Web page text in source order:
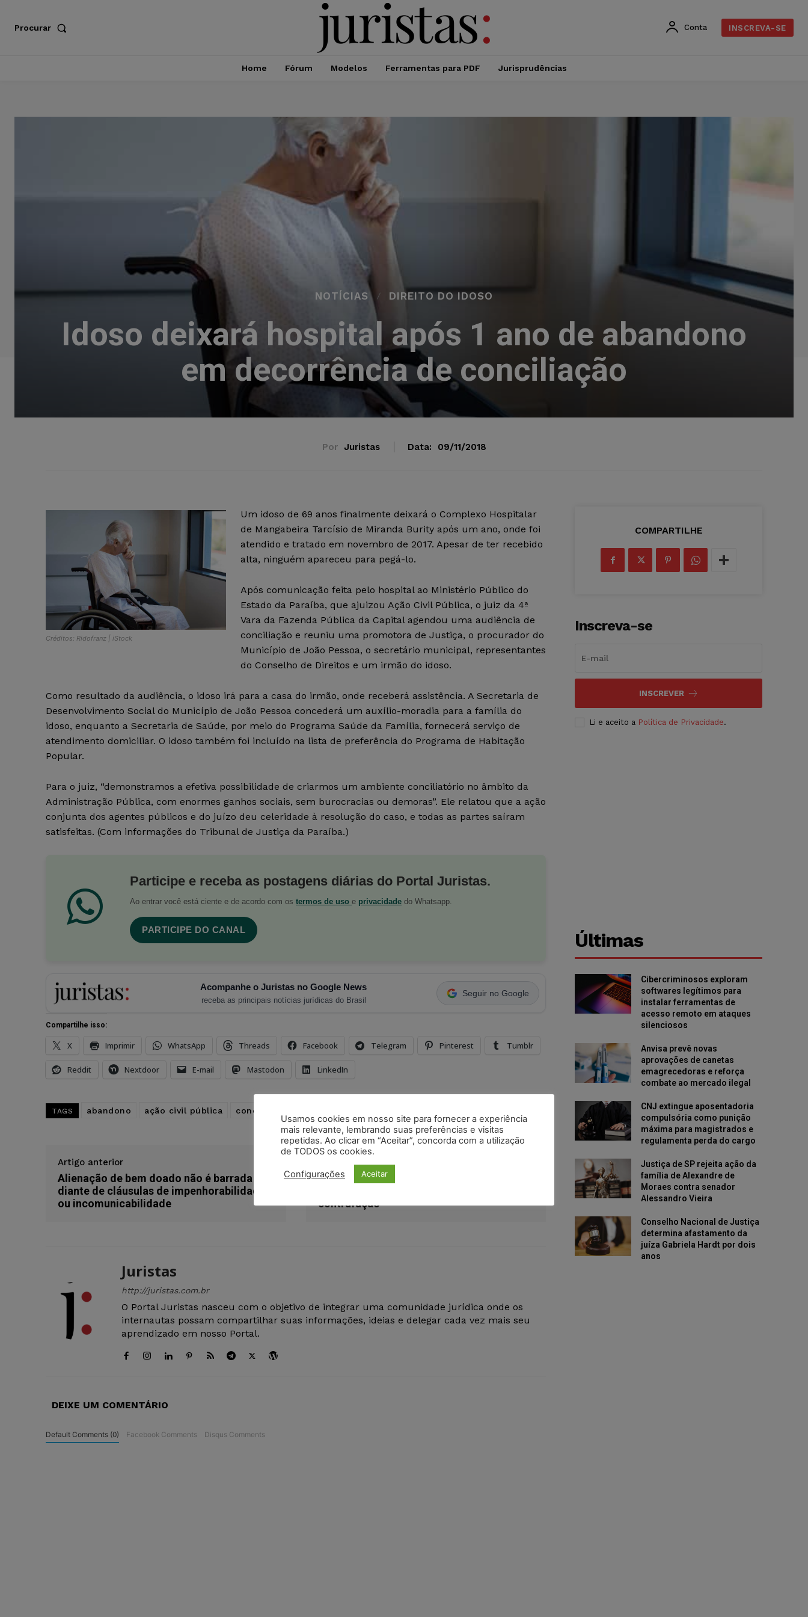
Procurar Conta INSCREVA-SE
Home Fórum Modelos Ferramentas para PDF Jurisprudências
NOTÍCIAS DIREITO DO IDOSO
Idoso deixará hospital após 1 ano de abandono
em decorrência de conciliação
Por Juristas Data: 09/11/2018
Créditos: Ridofranz | iStock
Um idoso de 69 anos finalmente deixará o Complexo Hospitalar
de Mangabeira Tarcísio de Miranda Burity após um ano, onde foi
atendido e tratado em novembro de 2017. Apesar de ter recebido
alta, ninguém apareceu para pegá-lo.
Após comunicação feita pelo hospital ao Ministério Público do
Estado da Paraíba, que ajuizou Ação Civil Pública, o juiz da 4ª
Vara da Fazenda Pública da Capital agendou uma audiência de
conciliação e reuniu uma promotora de Justiça, o procurador do
Município de João Pessoa, o secretário municipal, representantes
do Conselho de Direitos e um irmão do idoso.
Como resultado da audiência, o idoso irá para a casa do irmão, onde receberá assistência. A Secretaria de
Desenvolvimento Social do Município de João Pessoa concederá um auxílio-moradia para a família do
idoso, enquanto a Secretaria de Saúde, por meio do Programa Saúde da Família, fornecerá serviço de
atendimento domiciliar. O idoso também foi incluído na lista de preferência do Programa de Habitação
Popular.
Para o juiz, “demonstramos a efetiva possibilidade de criarmos um ambiente conciliatório no âmbito da
Administração Pública, com enormes ganhos sociais, sem burocracias ou demoras”. Ele relatou que a ação
conjunta dos agentes públicos e do juízo deu celeridade à resolução do caso, e todas as partes saíram
satisfeitas. (Com informações do Tribunal de Justiça da Paraíba.)
Participe e receba as postagens diárias do Portal Juristas.
Ao entrar você está ciente e de acordo com os termos de uso e privacidade do Whatsapp.
PARTICIPE DO CANAL
Acompanhe o Juristas no Google News
receba as principais notícias jurídicas do Brasil
Seguir no Google
Compartilhe isso:
X Imprimir WhatsApp Threads Facebook Telegram Pinterest Tumblr
Reddit Nextdoor E-mail Mastodon LinkedIn
TAGS abandono ação civil pública conciliação
Artigo anterior
Alienação de bem doado não é barrada
diante de cláusulas de impenhorabilidade
ou incomunicabilidade
Próximo artigo
TJPB mantém condenação por danos
contrafação
Juristas
http://juristas.com.br
O Portal Juristas nasceu com o objetivo de integrar uma comunidade jurídica onde os
internautas possam compartilhar suas informações, ideias e delegar cada vez mais seu
aprendizado em nosso Portal.
DEIXE UM COMENTÁRIO
Default Comments (0) Facebook Comments Disqus Comments
COMPARTILHE
Inscreva-se
INSCREVER
Li e aceito a Política de Privacidade.
Últimas
Cibercriminosos exploram
softwares legítimos para
instalar ferramentas de
acesso remoto em ataques
silenciosos
Anvisa prevê novas
aprovações de canetas
emagrecedoras e reforça
combate ao mercado ilegal
CNJ extingue aposentadoria
compulsória como punição
máxima para magistrados e
regulamenta perda do cargo
Justiça de SP rejeita ação da
família de Alexandre de
Moraes contra senador
Alessandro Vieira
Conselho Nacional de Justiça
determina afastamento da
juíza Gabriela Hardt por dois
anos
Usamos cookies em nosso site para fornecer a experiência
mais relevante, lembrando suas preferências e visitas
repetidas. Ao clicar em “Aceitar”, concorda com a utilização
de TODOS os cookies.
Configurações Aceitar